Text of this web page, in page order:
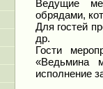
Ведущие
обрядами,
Для гостей
др.
Гости
«Ведьмина
исполнение